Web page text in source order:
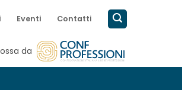
Eventi Contatti
da